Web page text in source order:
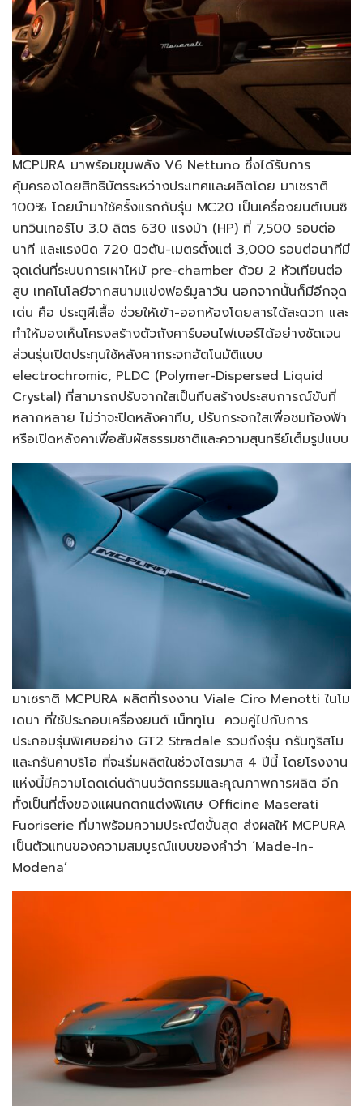
MCPURA มาพร้อมขุมพลัง V6 Nettuno ซึ่งได้รับการ
คุ้มครองโดยสิทธิบัตรระหว่างประเทศและผลิตโดย มาเซราติ
100% โดยนำมาใช้ครั้งแรกกับรุ่น MC20 เป็นเครื่องยนต์เบนซิ
นทวินเทอร์โบ 3.0 ลิตร 630 แรงม้า (HP) ที่ 7,500 รอบต่อ
นาที และแรงบิด 720 นิวตัน-เมตรตั้งแต่ 3,000 รอบต่อนาทีมี
จุดเด่นที่ระบบการเผาไหม้ pre-chamber ด้วย 2 หัวเทียนต่อ
สูบ เทคโนโลยีจากสนามแข่งฟอร์มูลาวัน นอกจากนั้นก็มีอีกจุด
เด่น คือ ประตูผีเสื้อ ช่วยให้เข้า-ออกห้องโดยสารได้สะดวก และ
ทำให้มองเห็นโครงสร้างตัวถังคาร์บอนไฟเบอร์ได้อย่างชัดเจน
ส่วนรุ่นเปิดประทุนใช้หลังคากระจกอัตโนมัติแบบ
electrochromic, PLDC (Polymer-Dispersed Liquid
Crystal) ที่สามารถปรับจากใสเป็นทึบสร้างประสบการณ์ขับที่
หลากหลาย ไม่ว่าจะปิดหลังคาทึบ, ปรับกระจกใสเพื่อชมท้องฟ้า
หรือเปิดหลังคาเพื่อสัมผัสธรรมชาติและความสุนทรีย์เต็มรูปแบบ
มาเซราติ MCPURA ผลิตที่โรงงาน Viale Ciro Menotti ในโม
เดนา ที่ใช้ประกอบเครื่องยนต์ เน็ททูโน ควบคู่ไปกับการ
ประกอบรุ่นพิเศษอย่าง GT2 Stradale รวมถึงรุ่น กรันทูริสโม
และกรันคาบริโอ ที่จะเริ่มผลิตในช่วงไตรมาส 4 ปีนี้ โดยโรงงาน
แห่งนี้มีความโดดเด่นด้านนวัตกรรมและคุณภาพการผลิต อีก
ทั้งเป็นที่ตั้งของแผนกตกแต่งพิเศษ Officine Maserati
Fuoriserie ที่มาพร้อมความประณีตขั้นสุด ส่งผลให้ MCPURA
เป็นตัวแทนของความสมบูรณ์แบบของคำว่า ‘Made-In-
Modena’